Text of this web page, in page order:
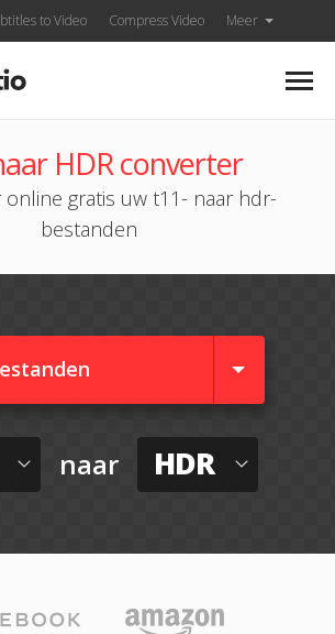
to Video Compress Video Meer
HDR converter
online gratis uw t11- naar hdr-
bestanden
naar HDR